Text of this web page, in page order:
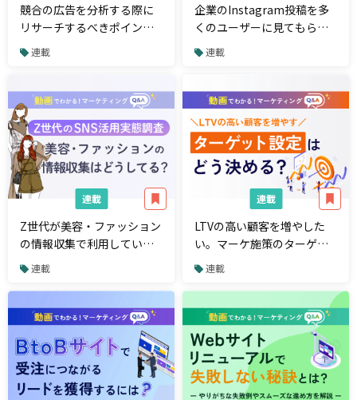
競合の広告を分析する際に
リサーチするべきポイント
は？【マーケティング
Q&A】
連載
企業のInstagram投稿を多
くのユーザーに見てもらう
方法は？【マーケティング
Q&A】
連載
連載
Z世代が美容・ファッション
の情報収集で利用している
SNSは？【マーケティング
連載
連載
LTVの高い顧客を増やした
い。マーケ施策のターゲッ
トはどう決める？【マーケ
連載